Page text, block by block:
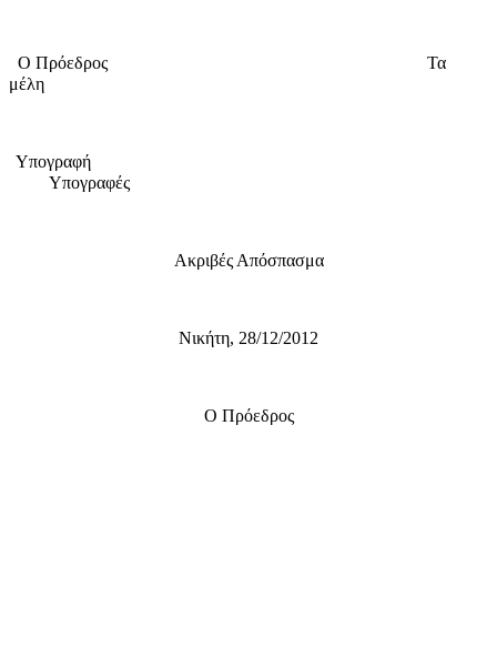
Ο Πρόεδρος
Τα
μέλη
Υπογραφή
Υπογραφές
Ακριβές Απόσπασμα
Νικήτη, 28/12/2012
Ο Πρόεδρος